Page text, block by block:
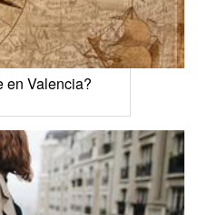
en Valencia?